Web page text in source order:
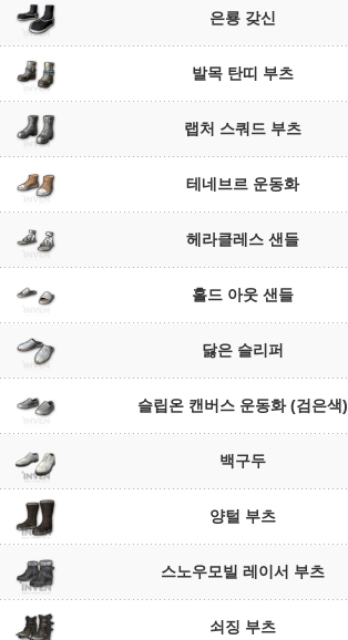
은룡 갖신
발목 탄띠 부츠
랩처 스쿼드 부츠
테네브르 운동화
헤라클레스 샌들
홀드 아웃 샌들
닳은 슬리퍼
슬립온 캔버스 운동화 (검은색)
백구두
양털 부츠
스노우모빌 레이서 부츠
쇠징 부츠